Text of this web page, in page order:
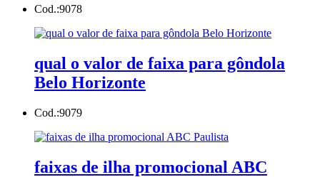
Cod.:9078
qual o valor de faixa para gôndola
Belo Horizonte
Cod.:9079
faixas de ilha promocional ABC